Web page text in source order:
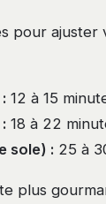
pour ajuster
12 à 15
18 à 22
sole) : 25 à
plus